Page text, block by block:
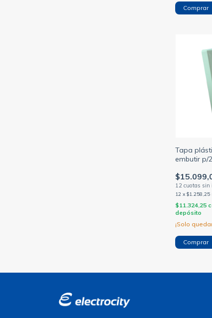
Tapa
embutir p/
12 x$1.258,25
$11.324,25
depósito
¡Solo